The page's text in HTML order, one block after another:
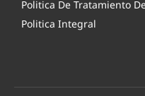
Politica De Tratamiento
Politica Integral